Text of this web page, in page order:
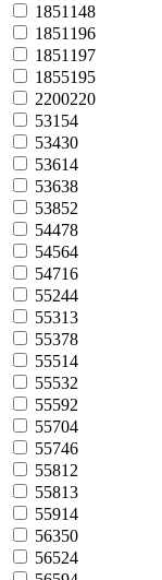
1851148
1851196
1851197
1855195
2200220
53154
53430
53614
53638
53852
54478
54564
54716
55244
55313
55378
55514
55532
55592
55704
55746
55812
55813
55914
56350
56524